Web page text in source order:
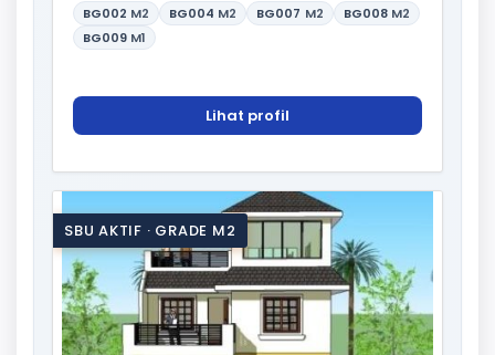
BG002 M2 BG004 M2 BG007 M2 BG008 M2
BG009 M1
Lihat profil
SBU AKTIF · GRADE M2